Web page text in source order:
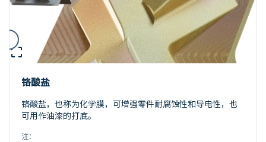
铬酸盐
铬酸盐，也称为化学膜，可增强零件耐腐蚀性和导电性，也
可用作油漆的打底。
注：